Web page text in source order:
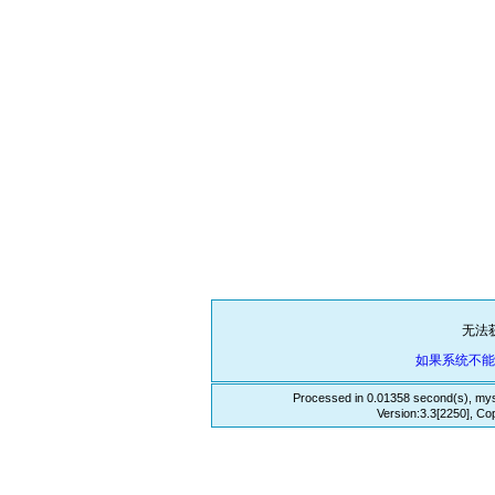
无法
如果系统不
Processed in 0.01358 second(s),
Version:3.3[2250],